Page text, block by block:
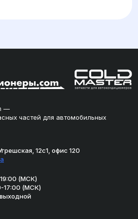
—
частей для автомобильных
12с1, офис 120
(МСК)
17:00 (МСК)